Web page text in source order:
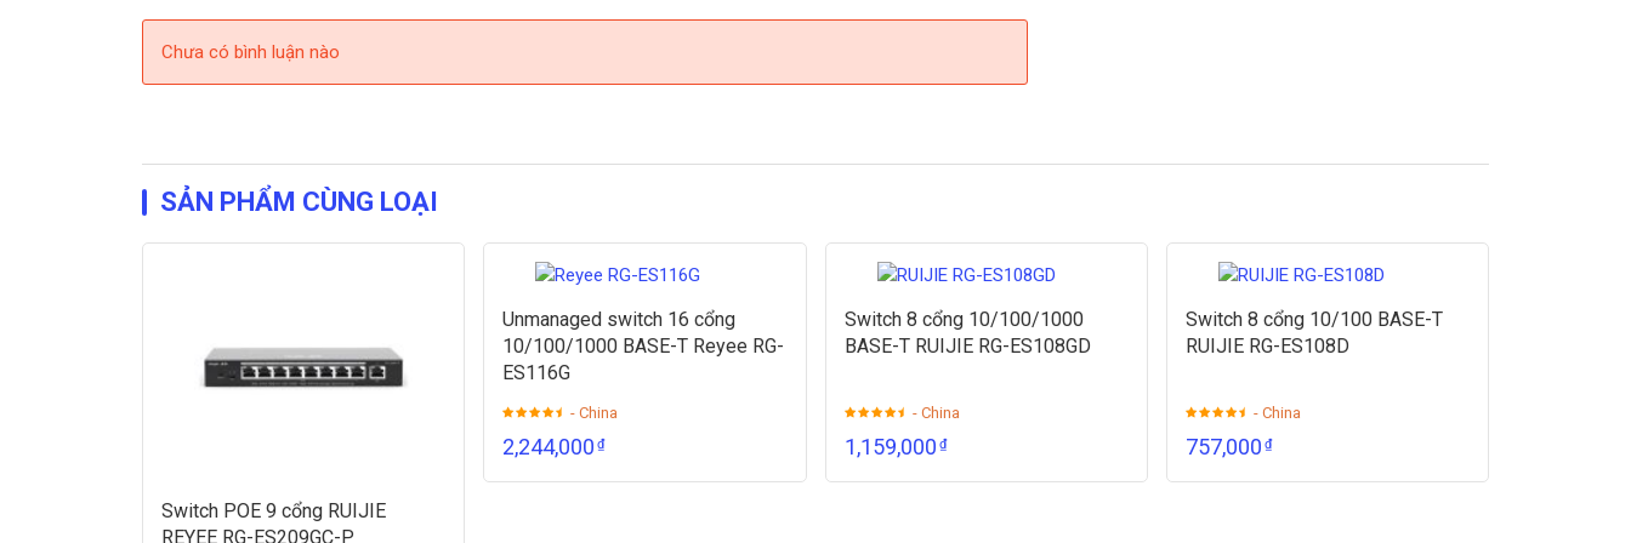
Chưa có bình luận nào
SẢN PHẨM CÙNG LOẠI
Switch POE 9 cổng RUIJIE
REYEE RG-ES209GC-P
Unmanaged switch 16 cổng
10/100/1000 BASE-T Reyee RG-
ES116G
- China
2,244,000₫
Switch 8 cổng 10/100/1000
BASE-T RUIJIE RG-ES108GD
- China
1,159,000₫
Switch 8 cổng 10/100 BASE-T
RUIJIE RG-ES108D
- China
757,000₫